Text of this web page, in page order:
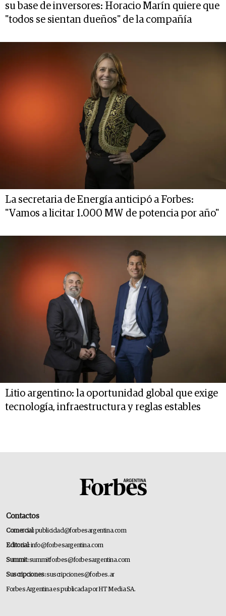
su base de inversores: Horacio Marín quiere que
"todos se sientan dueños" de la compañía
La secretaria de Energía anticipó a Forbes:
"Vamos a licitar 1.000 MW de potencia por año"
Litio argentino: la oportunidad global que exige
tecnología, infraestructura y reglas estables
Contactos
Comercial:publicidad@forbesargentina.com
Editorial:info@forbesargentina.com
Summit:summitforbes@forbesargentina.com
Suscripciones:suscripciones@forbes.ar
Forbes Argentina es publicada por HT Media SA.